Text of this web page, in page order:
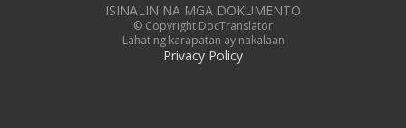
ISINALIN NA MGA DOKUMENTO
© Copyright DocTranslator
Lahat ng karapatan ay nakalaan
Privacy Policy